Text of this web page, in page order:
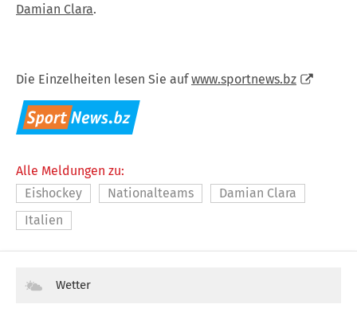
Damian Clara.
Die Einzelheiten lesen Sie aufwww.sportnews.bz
Alle Meldungen zu:
Eishockey
Nationalteams
Damian Clara
Italien
Wetter